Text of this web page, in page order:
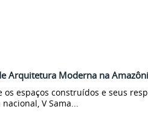
Arquitetura Moderna na
espaços construídos e seus
V Sama...